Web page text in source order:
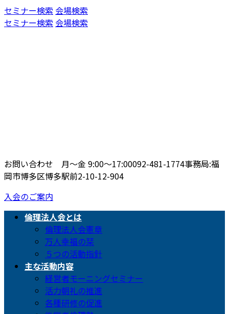
コ
ン
ナ
ビ
セミナー検索 会場検索
セミナー検索 会場検索
お問い合わせ 月〜金 9:00〜17:00092-481-1774事務局:福
岡市博多区博多駅前2-10-12-904
入会のご案内
倫理法人会とは
倫理法人会憲章
万人幸福の栞
５つの活動指針
主な活動内容
経営者モーニングセミナー
活力朝礼の推進
各種研修の促進